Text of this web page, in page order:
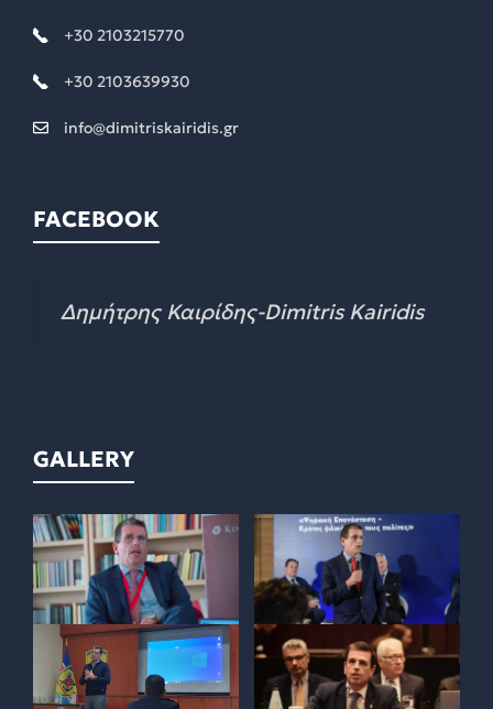
+30 2103215770
+30 2103639930
info@dimitriskairidis.gr
FACEBOOK
Δημήτρης Καιρίδης-Dimitris Kairidis
GALLERY